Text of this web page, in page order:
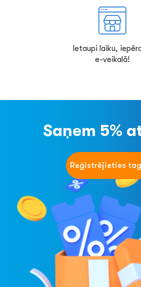
Ietaupi laiku,
e-veikalā!
Saņem 5%
Reģistrējieties